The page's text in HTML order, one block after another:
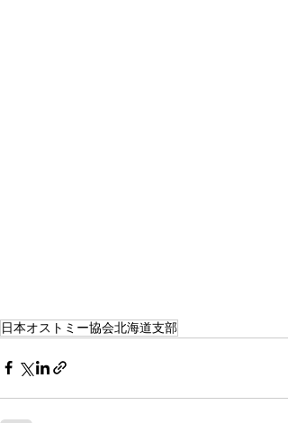
日本オストミー協会北海道支部